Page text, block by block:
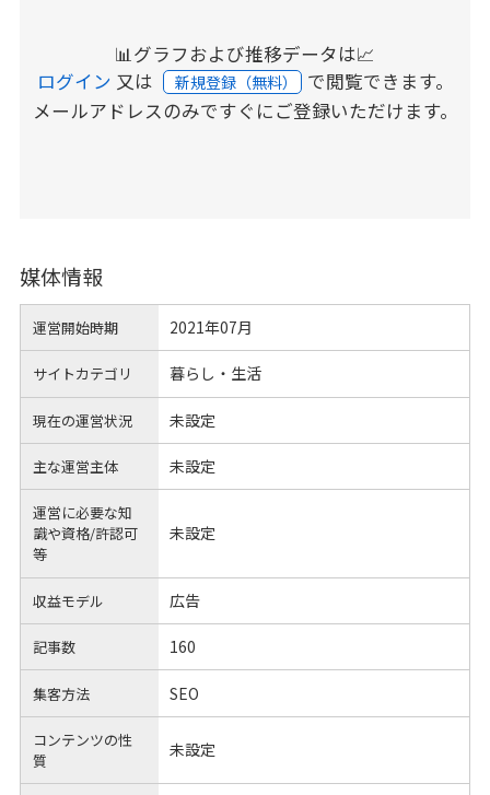
📊グラフおよび推移データは📈
ログイン 又は 新規登録（無料） で閲覧できます。
メールアドレスのみですぐにご登録いただけます。
媒体情報
運営開始時期 2021年07月
サイトカテゴリ 暮らし・生活
現在の運営状況 未設定
主な運営主体 未設定
運営に必要な知
識や資格/許認可
等
未設定
収益モデル 広告
記事数 160
集客方法 SEO
コンテンツの性
質
未設定